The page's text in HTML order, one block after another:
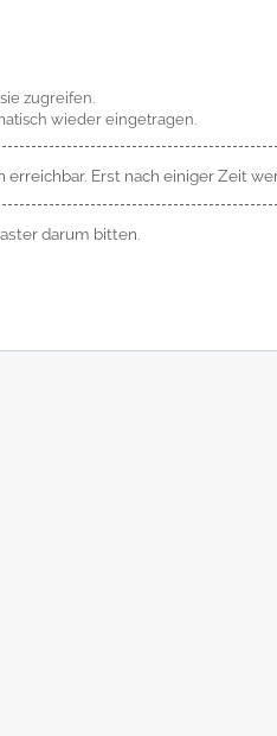
zugreifen.
wieder eingetragen.
Erst nach einiger Zeit
darum bitten.